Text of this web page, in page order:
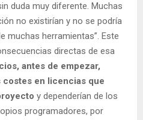
duda muy diferente. Muchas
no existirían y no se podría
muchas herramientas”. Este
directas de esa
antes de empezar,
en licencias que
y dependerían de los
programadores, por